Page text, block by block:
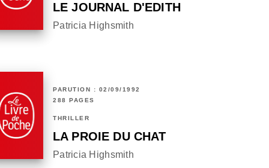
LE JOURNAL D'EDITH
Patricia Highsmith
PARUTION : 02/09/1992
288 PAGES
THRILLER
LA PROIE DU CHAT
Patricia Highsmith